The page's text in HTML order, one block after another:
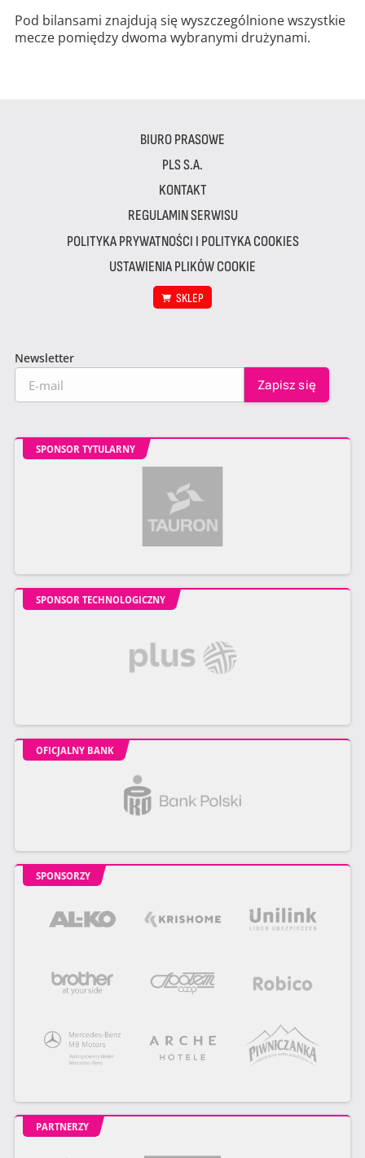
Pod bilansami znajdują się wyszczególnione wszystkie
mecze pomiędzy dwoma wybranymi drużynami.
BIURO PRASOWE
PLS S.A.
KONTAKT
REGULAMIN SERWISU
POLITYKA PRYWATNOŚCI I POLITYKA COOKIES
USTAWIENIA PLIKÓW COOKIE
SKLEP
Newsletter
SPONSOR TYTULARNY
SPONSOR TECHNOLOGICZNY
OFICJALNY BANK
SPONSORZY
PARTNERZY